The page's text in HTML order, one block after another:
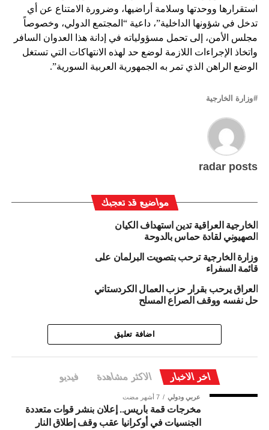
استقرارها ووحدتها وسلامة أراضيها، وضرورة الامتناع عن أي
تدخل في شؤونها الداخلية”، داعية “المجتمع الدولي، وخصوصاً
مجلس الأمن، إلى تحمل مسؤولياته في إدانة هذا العدوان السافر
واتخاذ الإجراءات اللازمة لوضع حد لهذه الانتهاكات التي تستغل
الوضع الراهن الذي تمر به الجمهورية العربية السورية”.
وزارة الخارجية
radar posts
مواضيع قد تعجبك
الخارجية العراقية تدين استهداف الكيان
الصهيوني لقادة حماس بالدوحة
وزارة الخارجية ترحب بتصويت البرلمان على
قائمة السفراء
العراق يرحب بقرار حزب العمال الكردستاني
حل نفسه ووقف الصراع المسلح
اضافة تعليق
اخر الاخبار الاكثر مشاهدة فيديو
عربي ودولي 7 أشهر مضت
مخرجات قمة باريس.. إعلان بنشر قوات متعددة
الجنسيات في أوكرانيا عقب وقف إطلاق النار